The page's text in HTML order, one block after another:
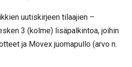
uutiskirjeen tilaajien –
3 (kolme) lisäpalkintoa, joihin
ja Movex juomapullo (arvo n.